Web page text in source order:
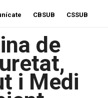
CBSUB CSSUB
de
i Medi